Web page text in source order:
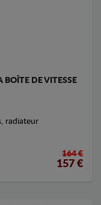
BOÎTE DE VITESSE
radiateur
164 €
157 €